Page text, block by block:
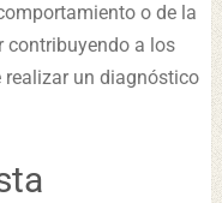
o de la
contribuyendo a los
un diagnóstico